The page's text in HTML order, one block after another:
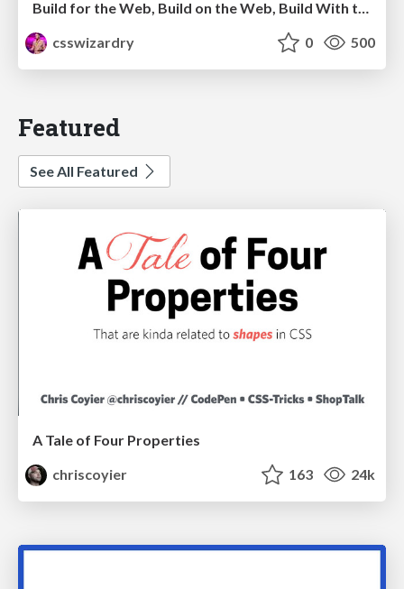
Build for the Web, Build on the Web, Build With the Web
csswizardry
0 500
Featured
See All Featured
A Tale of Four Properties
chriscoyier
163 24k